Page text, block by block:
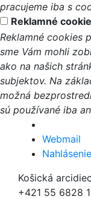
pracujeme iba s
Reklamné
Reklamné cookies
sme Vám mohli
ako na našich
subjektov. Na
možná
sú používané iba
Webmail
Košická
+421 55 6828